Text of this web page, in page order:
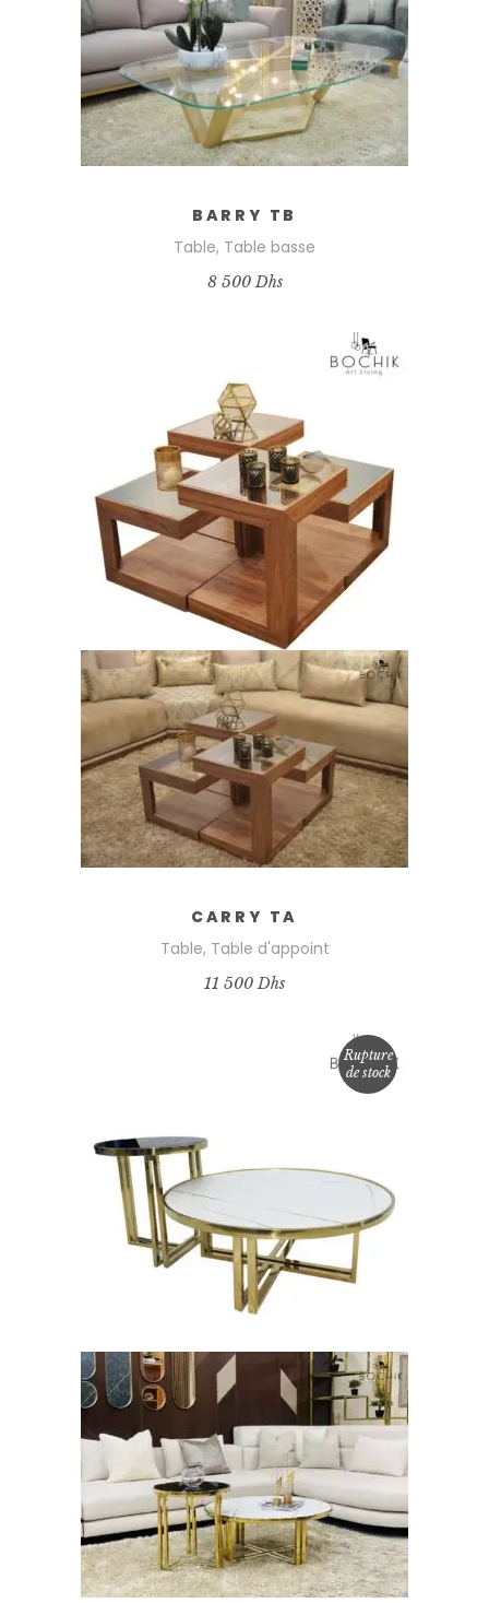
BARRY TB
Table, Table basse
8 500Dhs
AJOUTER AU PANIER
CARRY TA
Table, Table d'appoint
11 500Dhs
Rupture
de stock
LIRE LA SUITE